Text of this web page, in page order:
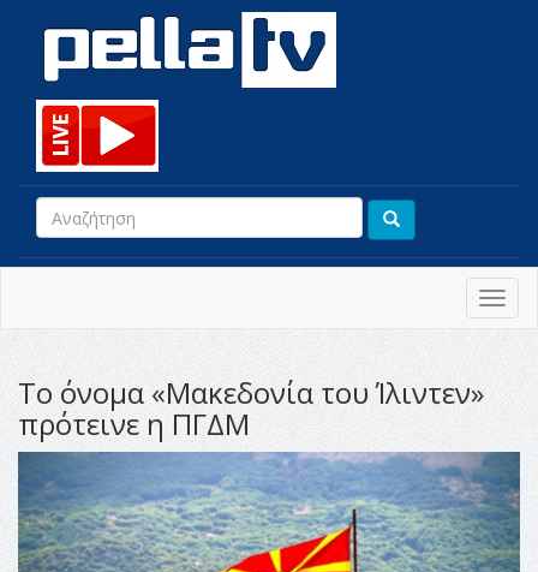
Το όνομα «Μακεδονία του Ίλιντεν»
πρότεινε η ΠΓΔΜ